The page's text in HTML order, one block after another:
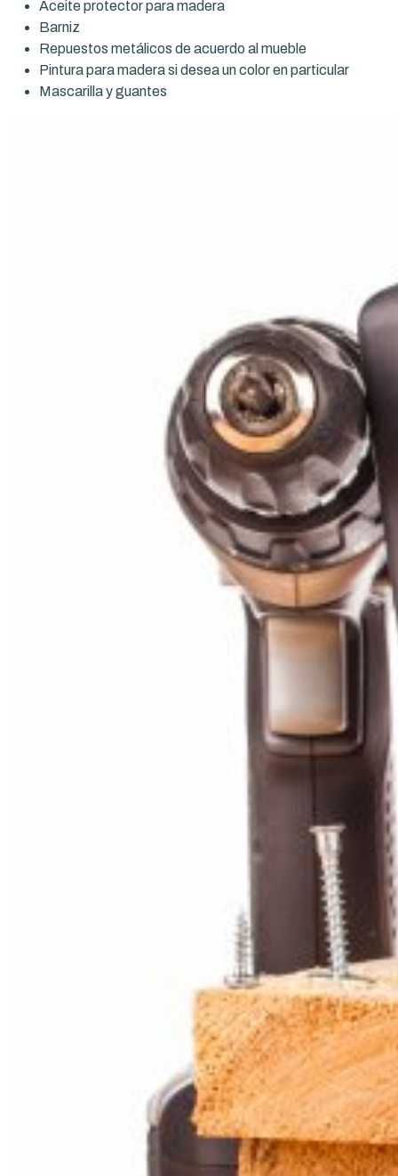
Aceite protector para madera
Barniz
Repuestos metálicos de acuerdo al mueble
Pintura para madera si desea un color en particular
Mascarilla y guantes